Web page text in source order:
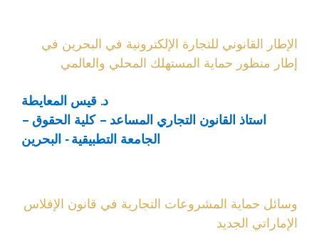
الإطار القانوني للتجارة الإلكترونية في البحرين في
إطار منظور حماية المستهلك المحلي والعالمي
د. قيس المعايطة
استاذ القانون التجاري المساعد – كلية الحقوق –
الجامعة التطبيقية - البحرين
وسائل حماية المشروعات التجارية في قانون الإفلاس
الإماراتي الجديد